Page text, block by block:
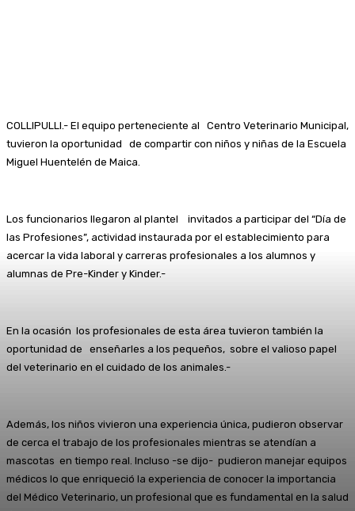
COLLIPULLI.- El equipo perteneciente al Centro Veterinario Municipal,
tuvieron la oportunidad de compartir con niños y niñas de la Escuela
Miguel Huentelén de Maica.
Los funcionarios llegaron al plantel invitados a participar del “Día de
las Profesiones”, actividad instaurada por el establecimiento para
acercar la vida laboral y carreras profesionales a los alumnos y
alumnas de Pre-Kinder y Kinder.-
En la ocasión los profesionales de esta área tuvieron también la
oportunidad de enseñarles a los pequeños, sobre el valioso papel
del veterinario en el cuidado de los animales.-
Además, los niños vivieron una experiencia única, pudieron observar
de cerca el trabajo de los profesionales mientras se atendían a
mascotas en tiempo real. Incluso -se dijo- pudieron manejar equipos
médicos lo que enriqueció la experiencia de conocer la importancia
del Médico Veterinario, un profesional que es fundamental en la salud